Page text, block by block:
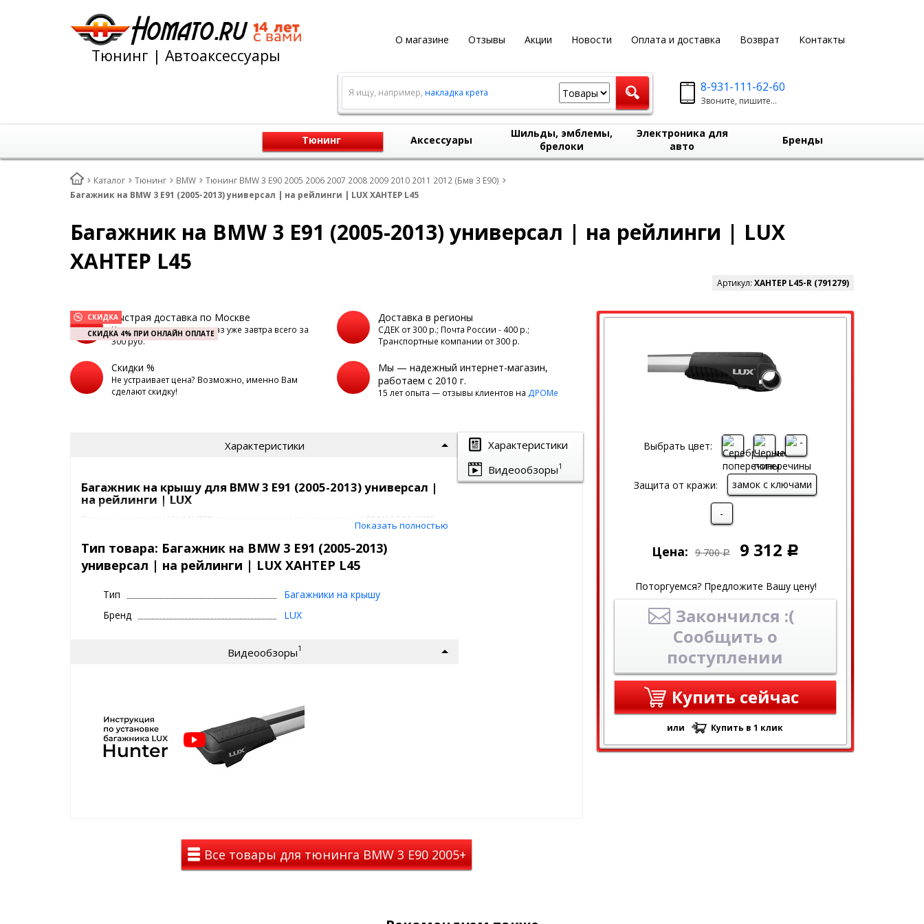
О магазине Отзывы Акции Новости Оплата и доставка Возврат Контакты
Тюнинг | Автоаксессуары
8-931-111-62-60
Звоните, пишите...
Я ищу, например, накладка крета
Тюнинг Аксессуары
Шильды, эмблемы,
брелоки
Электроника для
авто
Бренды
Каталог Тюнинг BMW
Тюнинг BMW 3 E90 2005 2006 2007 2008 2009 2010 2011 2012 (Бмв 3 Е90)
Багажник на BMW 3 E91 (2005-2013) универсал | на рейлинги | LUX ХАНТЕР L45
Багажник на BMW 3 E91 (2005-2013) универсал | на рейлинги | LUX
ХАНТЕР L45
Артикул: ХАНТЕР L45-R (791279)
СКИДКА
СКИДКА 4% ПРИ ОНЛАЙН ОПЛАТЕ
Выбрать цвет:
Защита от кражи: замок с ключами
-
Цена: 9 700 Р 9 312 Р
Поторгуемся? Предложите Вашу цену!
Закончился :(
Сообщить о
поступлении
Купить сейчас
или Купить в 1 клик
Быстрая доставка по Москве
Наш курьер доставит заказ уже завтра всего за
300 руб.
Доставка в регионы
СДЕК от 300 р.; Почта России - 400 р.;
Транспортные компании от 300 р.
Скидки %
Не устраивает цена? Возможно, именно Вам
сделают скидку!
Мы — надежный интернет-магазин,
работаем с 2010 г.
15 лет опыта — отзывы клиентов на ДРОМе
Характеристики
Видеообзоры1
Характеристики
Багажник на крышу для BMW 3 E91 (2005-2013) универсал |
на рейлинги | LUX
Багажная система LUX ХАНТЕР предназначена для установки на BMW 3 E91 (2005-
2013) универсал | на рейлинги с классическими рейлингами на крыше. На
сегодняшний день это один из самых популярных и красивых багажников,
созданный в соответствии с текущим трендом. А эксклюзивные
аэродинамические крыловидные дуги аэро-трэвэл LUX делают езду с данным
черные поперечины
Багажник LUX ХАНТЕР имеет защиту от кражи:
очень эстетично! Вся встроенная система фиксации багажника легко
регулируется по ширине и надёжно крепится на рейлингах автомобиля. А после
установки каждая из опор багажника запирается на ключ.Пластиковые
составляющие данного багажника сделаны из высокопрочного
стеклонаполненного полиамида, способного выдерживать значительные
перегрузки при температуре окружающей среды от -50 до +50°C.
Багажник LUX является незаменимым автоаксессуаром, предназначенным для
перевозки грузов на крыше автомобиля. Данный багажник можно использовать
Показать полностью
Тип товара: Багажник на BMW 3 E91 (2005-2013)
универсал | на рейлинги | LUX ХАНТЕР L45
Тип
Багажники на крышу
Бренд
LUX
Видеообзоры1
Все товары для тюнинга BMW 3 E90 2005+